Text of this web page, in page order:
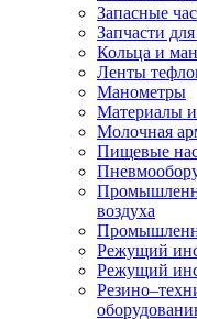
Запасные
Запчасти
Кольца и
Ленты
Манометры
Материалы
Молочная
Пищевые
воздуха
Режущий
Режущий